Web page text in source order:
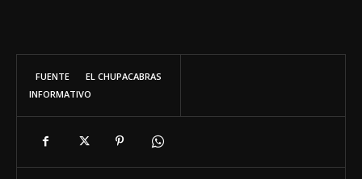
FUENTE
EL CHUPACABRAS
INFORMATIVO